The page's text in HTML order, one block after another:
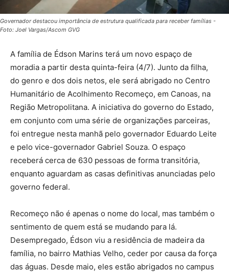
Governador destacou importância de estrutura qualificada para receber famílias -
Foto: Joel Vargas/Ascom GVG
A família de Édson Marins terá um novo espaço de
moradia a partir desta quinta-feira (4/7). Junto da filha,
do genro e dos dois netos, ele será abrigado no Centro
Humanitário de Acolhimento Recomeço, em Canoas, na
Região Metropolitana. A iniciativa do governo do Estado,
em conjunto com uma série de organizações parceiras,
foi entregue nesta manhã pelo governador Eduardo Leite
e pelo vice-governador Gabriel Souza. O espaço
receberá cerca de 630 pessoas de forma transitória,
enquanto aguardam as casas definitivas anunciadas pelo
governo federal.
Recomeço não é apenas o nome do local, mas também o
sentimento de quem está se mudando para lá.
Desempregado, Édson viu a residência de madeira da
família, no bairro Mathias Velho, ceder por causa da força
das águas. Desde maio, eles estão abrigados no campus